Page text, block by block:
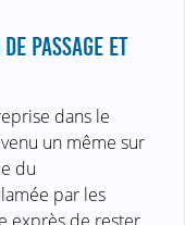
PASSAGE ET
dans le
un même sur
du
par les
exprès de rester